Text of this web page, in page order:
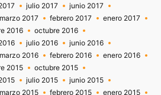
julio 2017
junio 2017
marzo 2017 febrero 2017
enero 2017
2016
octubre 2016
julio 2016
junio 2016
marzo 2016 febrero 2016
enero 2016
2015
octubre 2015
julio 2015
junio 2015
marzo 2015 febrero 2015 enero 2015